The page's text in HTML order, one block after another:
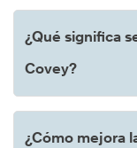
¿Qué significa
Covey?
¿Cómo mejora